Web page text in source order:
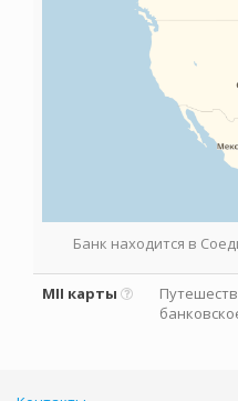
Банк находится в
MII карты